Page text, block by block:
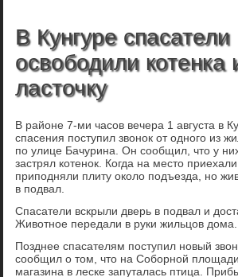
В Кунгуре спасатели
освободили котенка
ласточку
В районе 7-ми часов вечера 1 августа в
спасения поступил звонок от одного из
по улице Бачурина. Он сообщил, что у
застрял котенок. Когда на место
приподняли плиту около подъезда, но
в подвал.
Спасатели вскрыли дверь в подвал и
Животное передали в руки жильцов дома.
Позднее спасателям поступил новый
сообщил о том, что на Соборной
магазина в леске запуталась птица.